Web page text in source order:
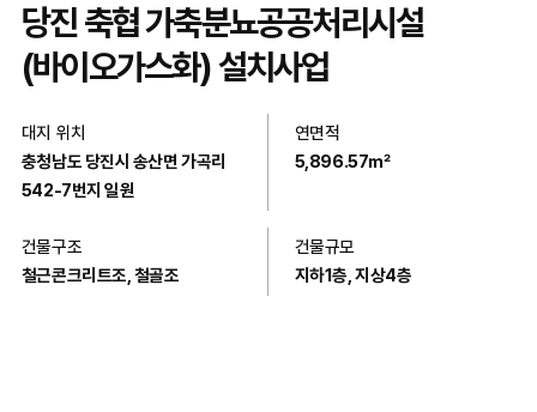
당진 축협 가축분뇨공공처리시설
(바이오가스화) 설치사업
대지 위치
충청남도 당진시 송산면 가곡리
542-7번지 일원
연면적
5,896.57㎡
건물구조
철근콘크리트조, 철골조
건물규모
지하1층, 지상4층